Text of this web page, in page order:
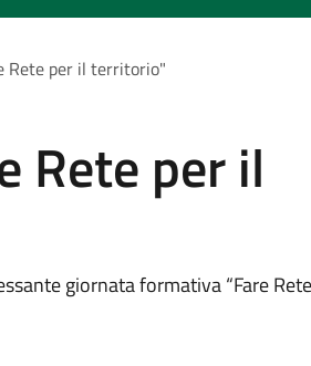
Rete per il territorio"
Rete per il
giornata formativa “Fare